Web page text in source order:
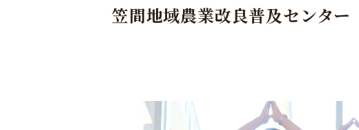
笠間地域農業改良普及センター